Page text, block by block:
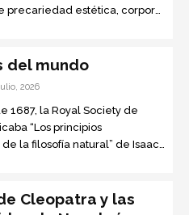
precariedad estética, corporal
del mundo
2026
1687, la Royal Society de
“Los principios
la filosofía natural” de Isaac
importante jamás escrita.
Cleopatra y las